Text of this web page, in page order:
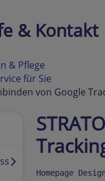
& Kontakt
& Pflege
für Sie
von Google
Homepage